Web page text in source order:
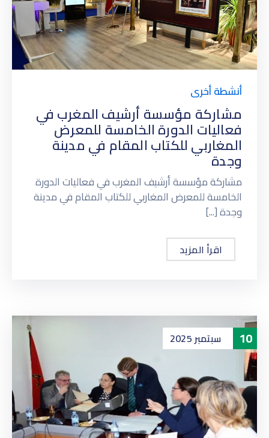
أنشطة أخرى
مشاركة مؤسسة أرشيف المغرب في
فعاليات الدورة الخامسة للمعرض
المغاربي للكتاب المقام في مدينة
وجدة
مشاركة مؤسسة أرشيف المغرب في فعاليات الدورة
الخامسة للمعرض المغاربي للكتاب المقام في مدينة
وجدة [...]
اقرأ المزيد
10 سبتمبر2025